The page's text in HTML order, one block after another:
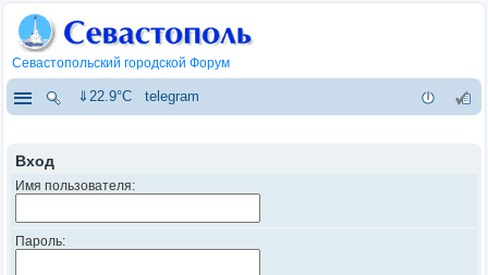
Севастопольский городской Форум
⇓22.9°C telegram
Вход
Имя пользователя:
Пароль: